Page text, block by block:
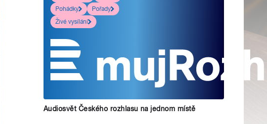
Pohádky
Pořady
Živé vysílání
Audiosvět Českého rozhlasu na jednom místě